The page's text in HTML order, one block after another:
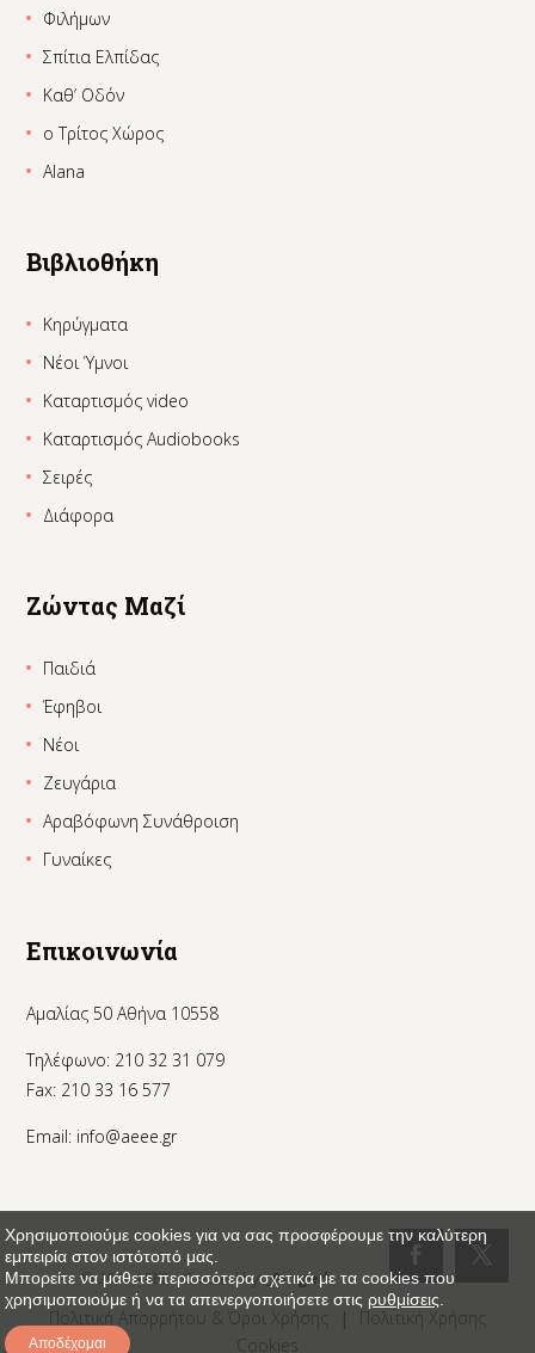
Φιλήμων
Σπίτια Ελπίδας
Καθ’ Οδόν
ο Τρίτος Χώρος
Alana
Βιβλιοθήκη
Κηρύγματα
Νέοι Ύμνοι
Καταρτισμός video
Καταρτισμός Audiobooks
Σειρές
Διάφορα
Ζώντας Μαζί
Παιδιά
Έφηβοι
Νέοι
Ζευγάρια
Αραβόφωνη Συνάθροιση
Γυναίκες
Επικοινωνία
Αμαλίας 50 Αθήνα 10558
Τηλέφωνο: 210 32 31 079
Fax: 210 33 16 577
Email: info@aeee.gr
© 2024 AEEE - Created by:_Pinged
Πολιτική Απορρήτου & Όροι Χρήσης |
Πολιτική Χρήσης
Χρησιμοποιούμε cookies για να σας προσφέρουμε την καλύτερη
εμπειρία στον ιστότοπό μας.
Μπορείτε να μάθετε περισσότερα σχετικά με τα cookies που
χρησιμοποιούμε ή να τα απενεργοποιήσετε στις ρυθμίσεις
Αποδέχομαι